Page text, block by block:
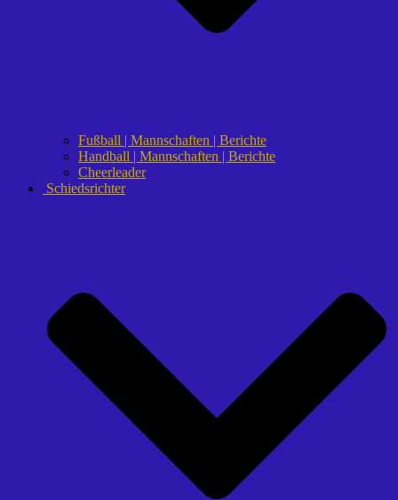
Fußball | Mannschaften | Berichte
Handball | Mannschaften | Berichte
Cheerleader
Schiedsrichter